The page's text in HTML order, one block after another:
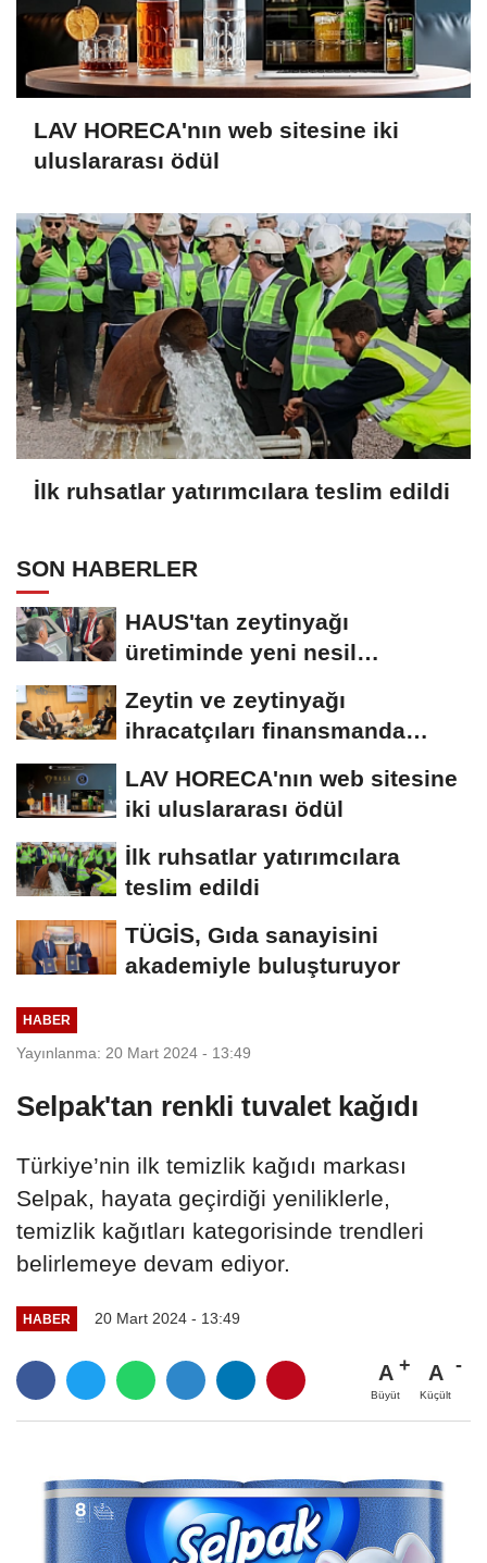
LAV HORECA'nın web sitesine iki
uluslararası ödül
İlk ruhsatlar yatırımcılara teslim edildi
SON HABERLER
HAUS'tan zeytinyağı
üretiminde yeni nesil
Zeytin ve zeytinyağı
ihracatçıları finansmanda
LAV HORECA'nın web sitesine
iki uluslararası ödül
İlk ruhsatlar yatırımcılara
teslim edildi
TÜGİS, Gıda sanayisini
akademiyle buluşturuyor
HABER
Yayınlanma: 20 Mart 2024 - 13:49
Selpak'tan renkli tuvalet kağıdı
Türkiye’nin ilk temizlik kağıdı markası
Selpak, hayata geçirdiği yeniliklerle,
temizlik kağıtları kategorisinde trendleri
belirlemeye devam ediyor.
HABER 20 Mart 2024 - 13:49
A
Büyüt
A
Küçült